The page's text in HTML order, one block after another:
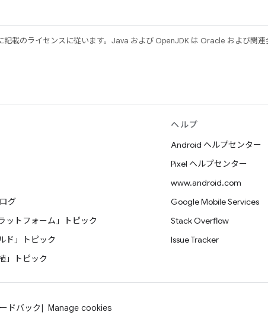
記載のライセンスに従います。Java および OpenJDK は Oracle および関
グ
ットフォーム」トピック
ド」トピック
」トピック
ヘルプ
Android ヘルプセンター
Pixel ヘルプセンター
www.android.com
Google Mobile Services
Stack Overflow
Issue Tracker
ドバック Manage cookies